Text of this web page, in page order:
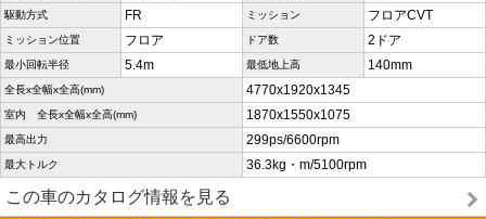
駆動方式 FR ミッション フロアCVT
ミッション位置 フロア ドア数 2ドア
最小回転半径 5.4m 最低地上高 140mm
全長x全幅x全高(mm) 4770x1920x1345
室内 全長x全幅x全高(mm) 1870x1550x1075
最高出力 299ps/6600rpm
最大トルク 36.3kg・m/5100rpm
この車のカタログ情報を見る